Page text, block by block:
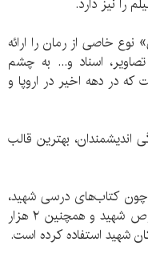
را نیز دارد.
خاصی از رمان را ارائه
اسناد و... به چشم
در دهه اخیر در اروپا و
اندیشمندان، بهترین قالب
چون کتاب‌های درسی شهید،
سخنرانی‌ها، کتاب‌های چاپ شده در خصوص شهید و همچنین ۲ هزار
شهید استفاده کرده است.